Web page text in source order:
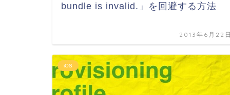
bundle is invalid.」を回避する方法
2013年6月22日
iOS